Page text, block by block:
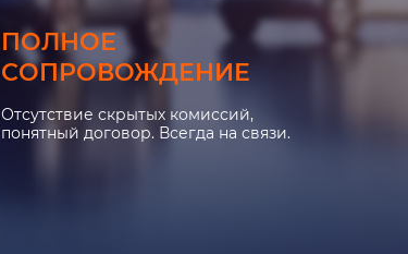
ПОЛНОЕ
СОПРОВОЖДЕНИЕ
Отсутствие скрытых комиссий,
понятный договор. Всегда на связи.